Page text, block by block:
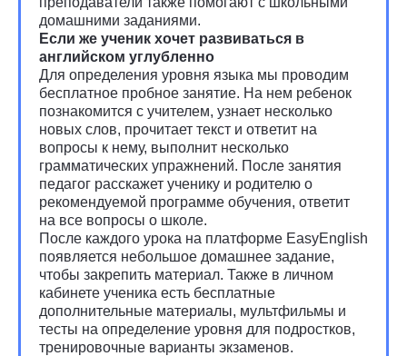
домашними заданиями.
Если же ученик хочет развиваться в
английском углубленно
Для определения уровня языка мы проводим
бесплатное пробное занятие. На нем ребенок
познакомится с учителем, узнает несколько
новых слов, прочитает текст и ответит на
вопросы к нему, выполнит несколько
грамматических упражнений. После занятия
педагог расскажет ученику и родителю о
рекомендуемой программе обучения, ответит
на все вопросы о школе.
После каждого урока на платформе EasyEnglish
появляется небольшое домашнее задание,
чтобы закрепить материал. Также в личном
кабинете ученика есть бесплатные
дополнительные материалы, мультфильмы и
тесты на определение уровня для подростков,
тренировочные варианты экзаменов.